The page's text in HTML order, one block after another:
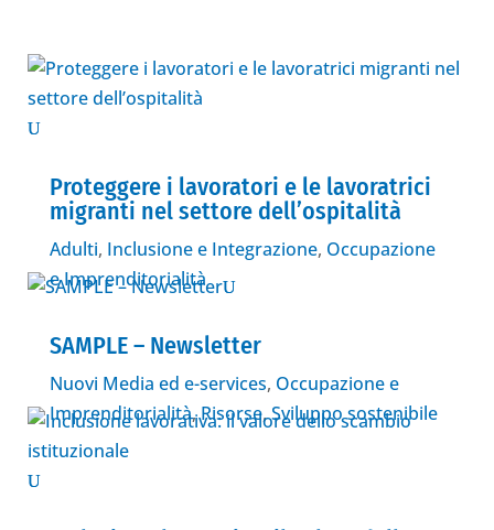
Proteggere i lavoratori e le lavoratrici
migranti nel settore dell’ospitalità
Adulti, Inclusione e Integrazione, Occupazione
e Imprenditorialità
SAMPLE – Newsletter
Nuovi Media ed e-services, Occupazione e
Imprenditorialità,Risorse,Sviluppo sostenibile